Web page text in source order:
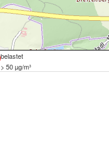
belastet
> 50 µg/m³